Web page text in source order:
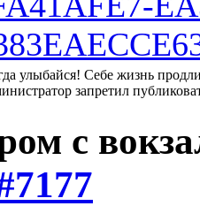
улыбайся! Себе жизнь
запретил
с